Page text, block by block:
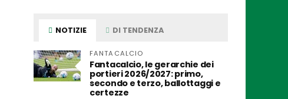
NOTIZIE DI TENDENZA
FANTACALCIO
Fantacalcio, le gerarchie dei
portieri 2026/2027: primo,
secondo e terzo, ballottaggi e
certezze